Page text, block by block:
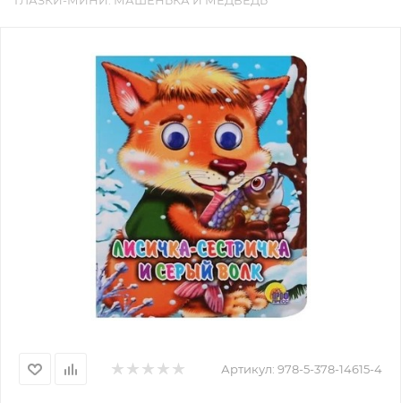
Артикул: 978-5-378-14615-4